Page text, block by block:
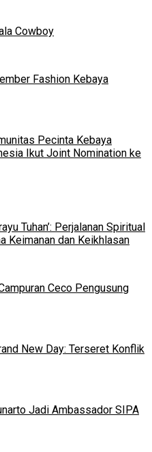
Cowboy
Fashion Kebaya
Pecinta Kebaya
Ikut Joint Nomination ke
Tuhan’: Perjalanan Spiritual
Keimanan dan Keikhlasan
Ceco Pengusung
New Day: Terseret Konflik
Jadi Ambassador SIPA